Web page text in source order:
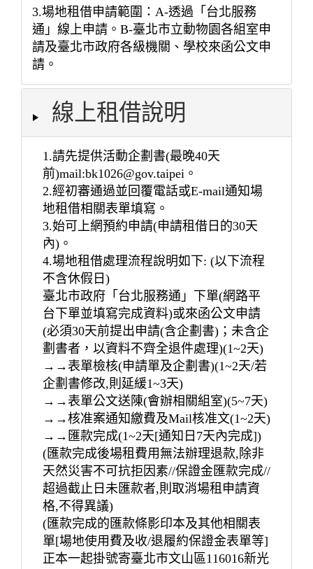
3.場地租借申請範圍：A-透過「台北服務
通」線上申請。B-臺北市立動物園各組室申
請及臺北市政府各級機關、學校來函公文申
請。
線上租借說明
1.請先提供活動企劃書(最晚40天
前)mail:bk1026@gov.taipei。
2.經初審通過並回覆電話或E-mail通知場
地租借相關表單填寫。
3.始可上網預約申請(申請租借日的30天
內)。
4.場地租借處理流程說明如下: (以下流程
不含休假日)
臺北市政府「台北服務通」下單(網路平
台下單並填寫完成資料)或來函公文申請
(必須30天前提出申請(含企劃書)；未含企
劃書者，以資料不齊全退件處理)(1~2天)
→→表單檢核(申請單及企劃書)(1~2天/若
企劃書修改,則延緩1~3天)
→→表單公文送陳(會辦相關組室)(5~7天)
→→核准案通知繳費及Mail核准文(1~2天)
→→匯款完成(1~2天[通知日7天內完成])
(匯款完成後場租費用無法辦理退款,除非
天然災害不可抗拒因素//保證金匯款完成//
超過截止日未匯款者,則取消場租申請資
格,不得異議)
(匯款完成的匯款條影印本及其他相關表
單[場地使用費及收/退履約保證金表單等]
正本一起掛號寄臺北市文山區116016新光